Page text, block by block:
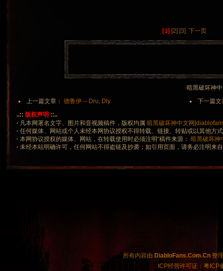
[1] [2] [3] 下一页
·暗黑破坏神
上一篇文章：德鲁伊 -- Dru, Dly
下一篇
..::版权声明 ::..
· 凡本网署名文字、图片和音视频稿件，版权均属暗黑破坏神中文网
·任何媒体、网站或个人未经本网协议授权不得转载、链接、转贴或以其他方
·本网协议授权的媒体、网站，在转载使用时必须注明“稿件来源： 暗黑破坏神
·未经本站明确许可，任何网站不得盗链及抄袭；如引用页面，请务必注明来
所有内容由 DiabloFans.Com.Cn 整
ICP经营许可证：粤